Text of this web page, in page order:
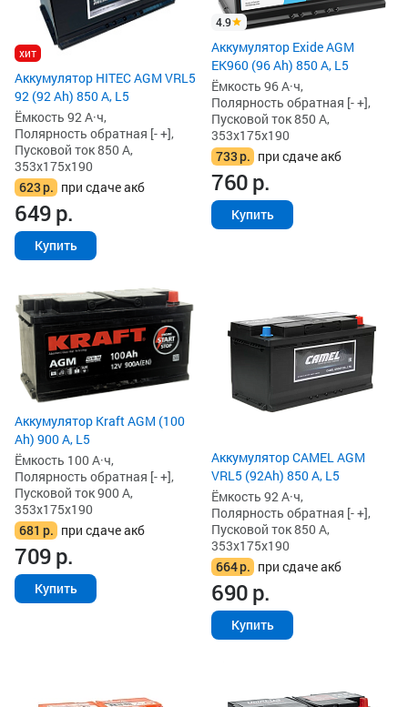
хит
Аккумулятор HITEC AGM VRL5
92 (92 Ah) 850 А, L5
Ёмкость 92 А·ч,
Полярность обратная [- +],
Пусковой ток 850 А,
353x175x190
623р. при сдаче акб
649р.
Купить
4.9
Аккумулятор Exide AGM
EK960 (96 Ah) 850 А, L5
Ёмкость 96 А·ч,
Полярность обратная [- +],
Пусковой ток 850 А,
353x175x190
733р. при сдаче акб
760р.
Купить
Аккумулятор Kraft AGM (100
Ah) 900 А, L5
Ёмкость 100 А·ч,
Полярность обратная [- +],
Пусковой ток 900 А,
353x175x190
681 р. при сдаче акб
709р.
Купить
Аккумулятор CAMEL AGM
VRL5 (92Ah) 850 А, L5
Ёмкость 92 А·ч,
Полярность обратная [- +],
Пусковой ток 850 А,
353x175x190
664р. при сдаче акб
690р.
Купить